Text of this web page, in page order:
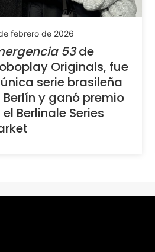
febrero de 2026
53de
Originals, fue
serie brasileña
Berlín y ganó premio
el Berlinale Series